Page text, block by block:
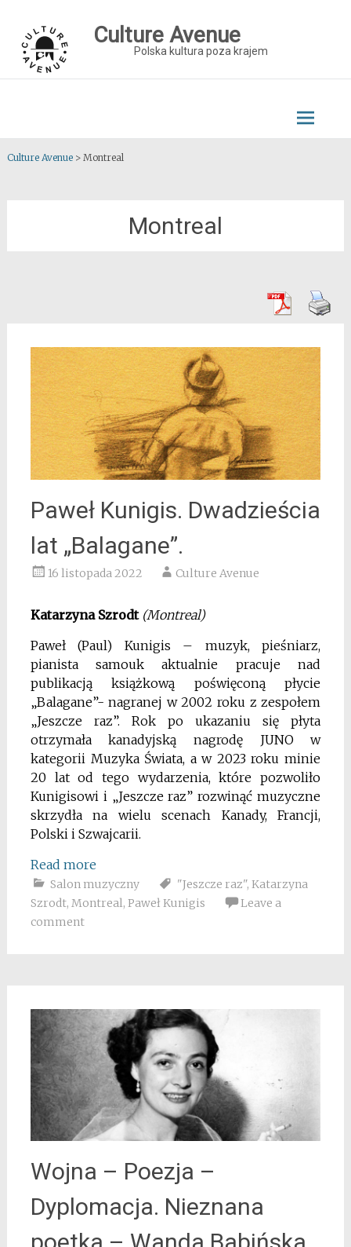
content
Culture Avenue
Polska kultura poza krajem
Culture Avenue> Montreal
Montreal
Paweł Kunigis. Dwadzieścia
lat „Balagane”.
16 listopada 2022 Culture Avenue
Katarzyna Szrodt (Montreal)
Paweł (Paul) Kunigis – muzyk, pieśniarz,
pianista samouk aktualnie pracuje nad
publikacją książkową poświęconą płycie
„Balagane”- nagranej w 2002 roku z zespołem
„Jeszcze raz”. Rok po ukazaniu się płyta
otrzymała kanadyjską nagrodę JUNO w
kategorii Muzyka Świata, a w 2023 roku minie
20 lat od tego wydarzenia, które pozwoliło
Kunigisowi i „Jeszcze raz” rozwinąć muzyczne
skrzydła na wielu scenach Kanady, Francji,
Polski i Szwajcarii.
Read more
Salon muzyczny "Jeszcze raz", Katarzyna
Szrodt, Montreal, Paweł Kunigis
Leave a
comment
Wojna – Poezja –
Dyplomacja. Nieznana